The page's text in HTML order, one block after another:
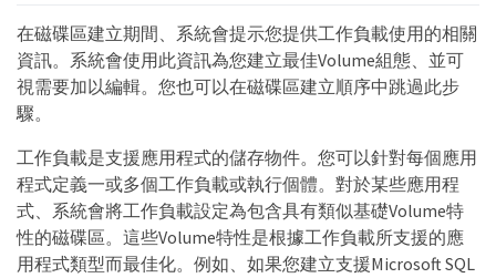
在磁碟區建立期間、系統會提示您提供工作負載使用的相關
資訊。系統會使用此資訊為您建立最佳Volume組態、並可
視需要加以編輯。您也可以在磁碟區建立順序中跳過此步
驟。
工作負載是支援應用程式的儲存物件。您可以針對每個應用
程式定義一或多個工作負載或執行個體。對於某些應用程
式、系統會將工作負載設定為包含具有類似基礎Volume特
性的磁碟區。這些Volume特性是根據工作負載所支援的應
用程式類型而最佳化。例如、如果您建立支援Microsoft SQL